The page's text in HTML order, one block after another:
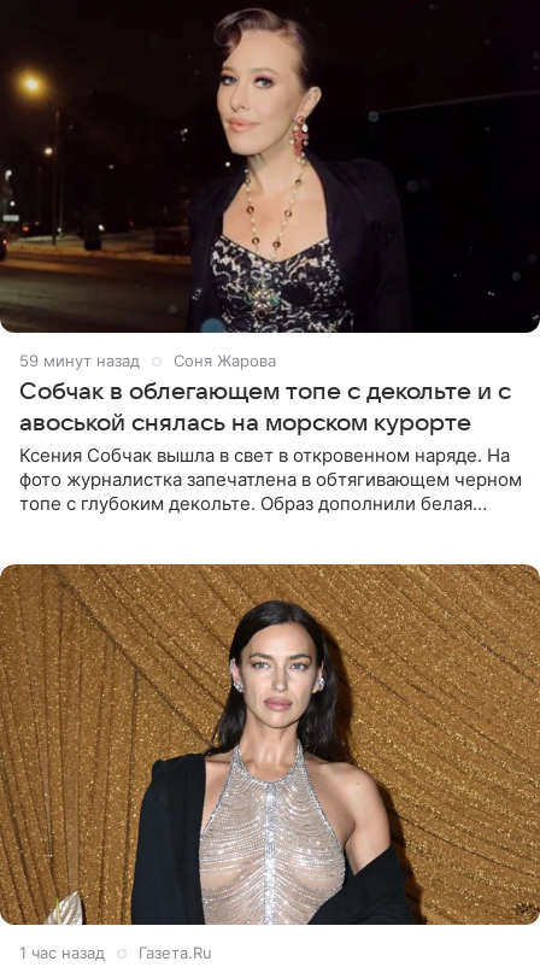
59 минут назад Соня Жарова
Собчак в облегающем топе с декольте и с
авоськой снялась на морском курорте
Ксения Собчак вышла в свет в откровенном наряде. На
фото журналистка запечатлена в обтягивающем черном
топе с глубоким декольте. Образ дополнили белая
1 час назад Газета.Ru